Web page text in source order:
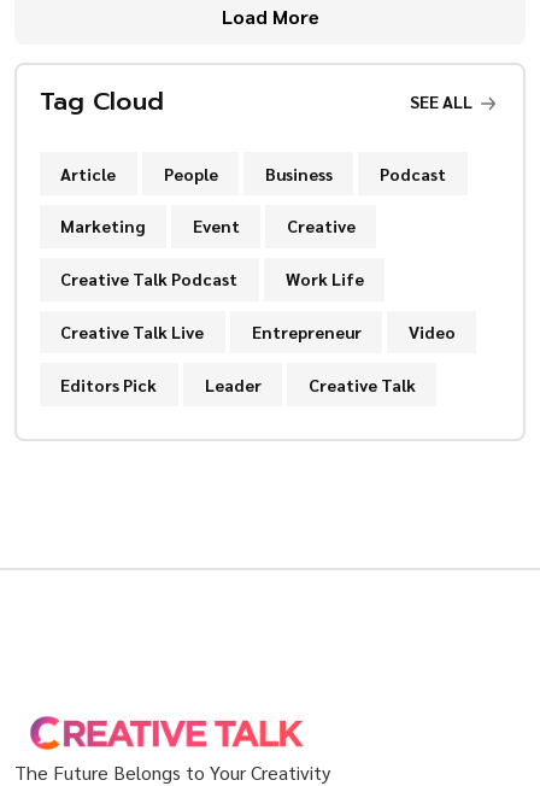
Load More
Tag Cloud SEE ALL
Article People Business Podcast
Marketing Event Creative
Creative Talk Podcast Work Life
Creative Talk Live Entrepreneur Video
Editors Pick Leader Creative Talk
The Future Belongs to Your Creativity